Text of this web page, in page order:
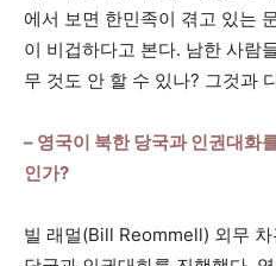
에서 보면 한민족이 겪고 있는
이 비겁하다고 본다. 남한 사람
무 것도 안 할 수 있나? 그것과
– 영국이 북한 당국과 인권대화
인가?
빌 래멀(Bill Reommell) 외무